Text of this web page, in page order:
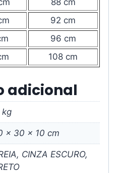
92 cm
96 cm
108 cm
adicional
kg
× 30 × 10 cm
CINZA ESCURO,